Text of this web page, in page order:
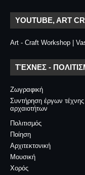
YOUTUBE, ART
Art - Craft Workshop |
ΤΈΧΝΕΣ -
Ζωγραφική
Συντήρηση έργων
αρχαιοτήτων
Πολιτισμός
Ποίηση
Αρχιτεκτονική
Μουσική
Χορός